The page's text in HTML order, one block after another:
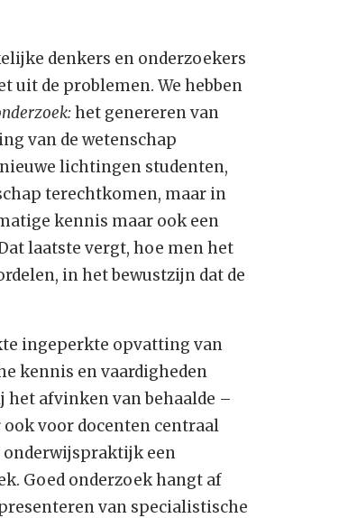
denkers en onderzoekers
uit de problemen. We hebben
het genereren van
van de wetenschap
lichtingen studenten,
terechtkomen, maar in
kennis maar ook een
laatste vergt, hoe men het
in het bewustzijn dat de
ingeperkte opvatting van
kennis en vaardigheden
afvinken van behaalde –
voor docenten centraal
onderwijspraktijk een
Goed onderzoek hangt af
van specialistische